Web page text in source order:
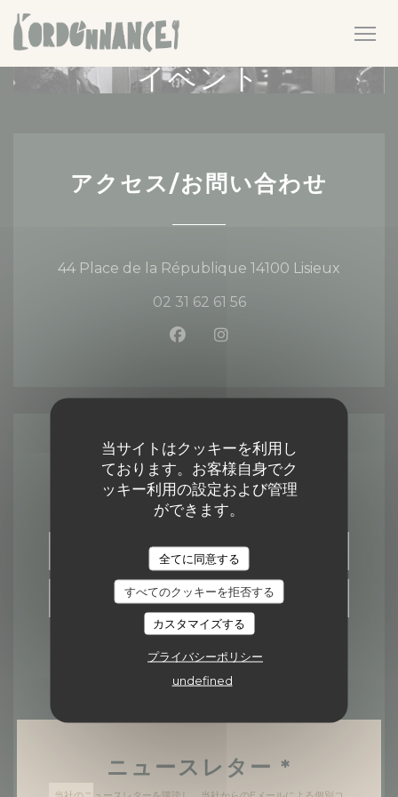
クッキー利用の管理について
当サイトはクッキーを利用し
ております。お客様自身でク
ッキー利用の設定および管理
ができます。
全てに同意する
すべてのクッキーを拒否する
カスタマイズする
プライバシーポリシー
undefined
イベント
アクセス/お問い合わせ
44 Place de la République 14100 Lisieux
02 31 62 61 56
Facebook ((新しいウィンド
Instagram ((新しいウィ
お問い合わせ
予約
取り除く
ニュースレター *